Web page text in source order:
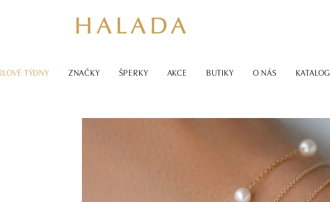
TÝDNY ZNAČKY ŠPERKY AKCE BUTIKY O NÁS KATALOG